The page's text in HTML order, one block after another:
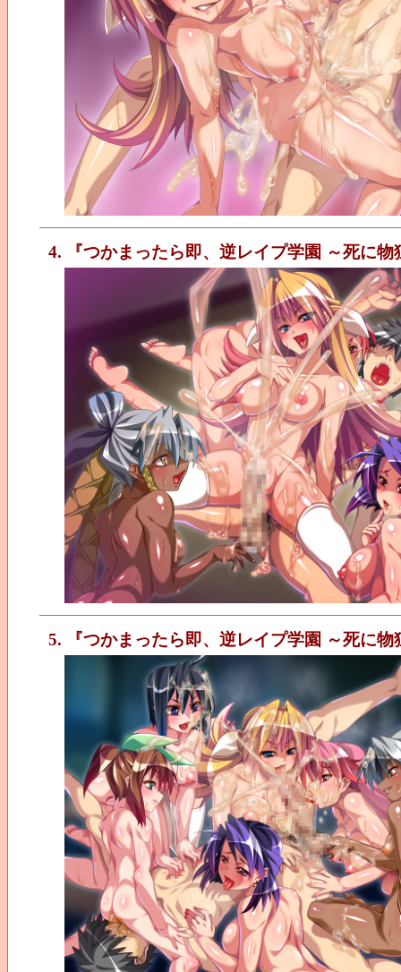
4. 『つかまったら即、逆レイプ学園 ～死に
5. 『つかまったら即、逆レイプ学園 ～死に